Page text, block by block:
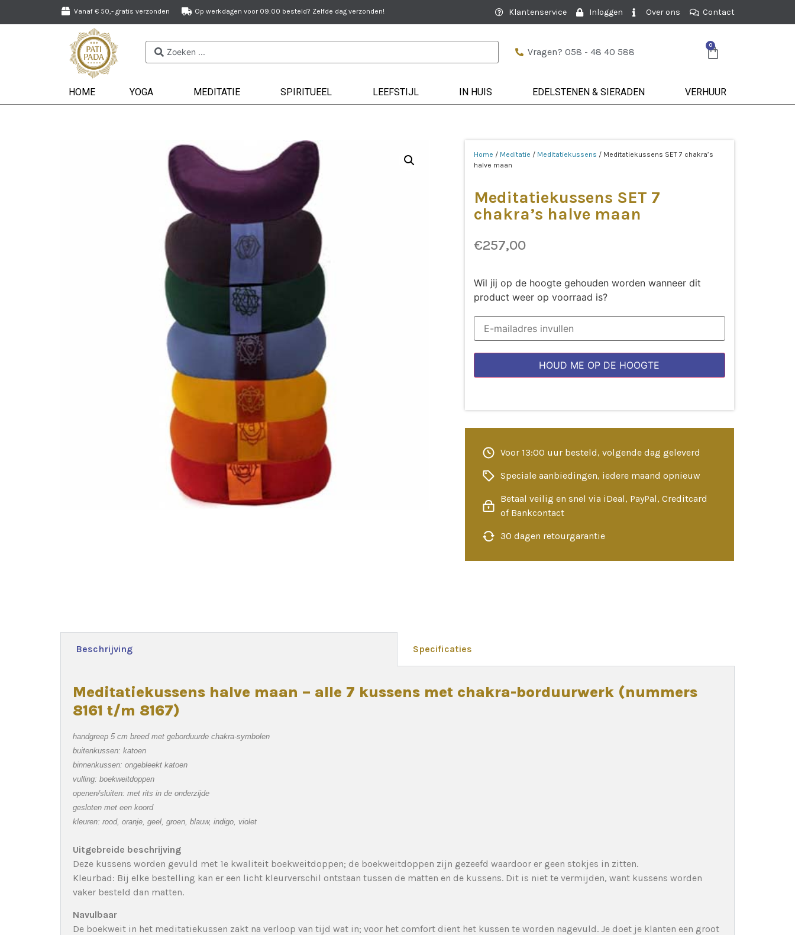
Vanaf € 50,- gratis verzonden Op werkdagen voor 09:00 besteld? Zelfde dag verzonden! Klantenservice Inloggen Over ons Contact
Vragen? 058 - 48 40 588
0
HOME YOGA MEDITATIE SPIRITUEEL LEEFSTIJL IN HUIS EDELSTENEN & SIERADEN VERHUUR
Home / Meditatie / Meditatiekussens / Meditatiekussens SET 7 chakra’s
halve maan
Meditatiekussens SET 7
chakra’s halve maan
€257,00
Wil jij op de hoogte gehouden worden wanneer dit
product weer op voorraad is?
HOUD ME OP DE HOOGTE
Voor 13:00 uur besteld, volgende dag geleverd
Speciale aanbiedingen, iedere maand opnieuw
Betaal veilig en snel via iDeal, PayPal, Creditcard
of Bankcontact
30 dagen retourgarantie
Beschrijving Specificaties
Meditatiekussens halve maan – alle 7 kussens met chakra-borduurwerk (nummers
8161 t/m 8167)
handgreep 5 cm breed met geborduurde chakra-symbolen
buitenkussen: katoen
binnenkussen: ongebleekt katoen
vulling: boekweitdoppen
openen/sluiten: met rits in de onderzijde
gesloten met een koord
kleuren: rood, oranje, geel, groen, blauw, indigo, violet
Uitgebreide beschrijving
Deze kussens worden gevuld met 1e kwaliteit boekweitdoppen; de boekweitdoppen zijn gezeefd waardoor er geen stokjes in zitten.
Kleurbad: Bij elke bestelling kan er een licht kleurverschil ontstaan tussen de matten en de kussens. Dit is niet te vermijden, want kussens worden
vaker besteld dan matten.
Navulbaar
De boekweit in het meditatiekussen zakt na verloop van tijd wat in; voor het comfort dient het kussen te worden nagevuld. Je doet je klanten een groot